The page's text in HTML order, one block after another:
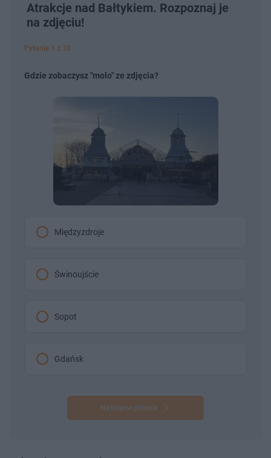
Atrakcje nad Bałtykiem. Rozpoznaj je
na zdjęciu!
Pytanie 1 z 10
Gdzie zobaczysz "molo" ze zdjęcia?
Międzyzdroje
Świnoujście
Sopot
Gdańsk
Następne pytanie